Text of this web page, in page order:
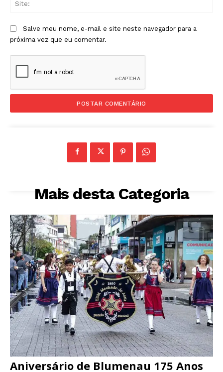
Salve meu nome, e-mail e site neste navegador para a
próxima vez que eu comentar.
Mais desta Categoria
Aniversário de Blumenau 175 Anos